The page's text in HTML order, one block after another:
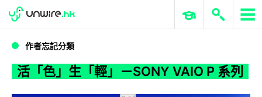
活「色」生「輕」－SONY VAIO P 系列
WWDC 2026 ERP 與商業 AI
作者忘記分類
活「色」生「輕」－SONY VAIO P 系列